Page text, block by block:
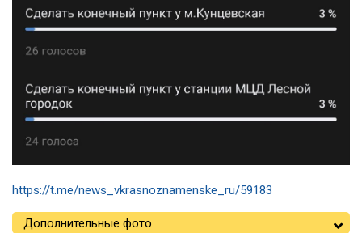
https://t.me/news_vkrasnoznamenske_ru/59183
Дополнительные фото